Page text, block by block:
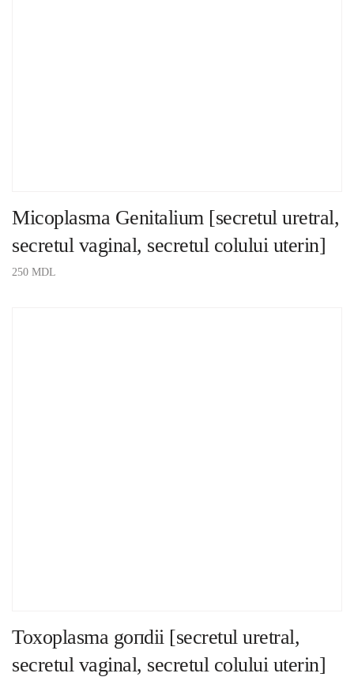
Micoplasma Genitalium [secretul uretral,
secretul vaginal, secretul colului uterin]
250 MDL
Toxoplasma goпdii [secretul uretral,
secretul vaginal, secretul colului uterin]